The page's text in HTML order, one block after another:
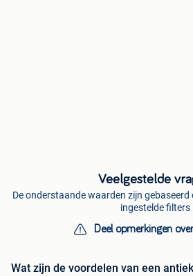
Veelgestelde
De onderstaande waarden zijn
ingestelde filters
Deel opmerkingen
Wat zijn de voordelen van een